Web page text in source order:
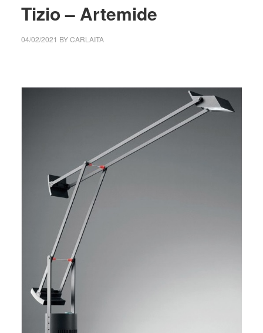
Tizio – Artemide
04/02/2021 BYCARLAITA